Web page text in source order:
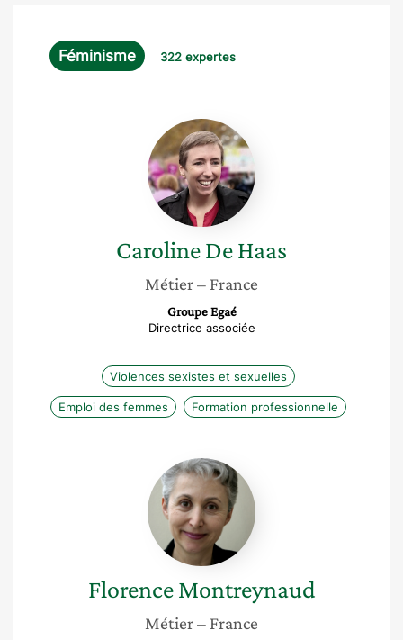
Féminisme 322 expertes
Caroline
De
Haas
CarolineDe Haas
Métier– France
Groupe Egaé
Directrice associée
Violences sexistes et sexuelles
Emploi des femmes Formation professionnelle
Florence
Montreynaud
Florence Montreynaud
Métier– France